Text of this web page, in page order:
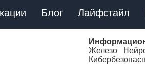
Блог Лайфстайл
Железо